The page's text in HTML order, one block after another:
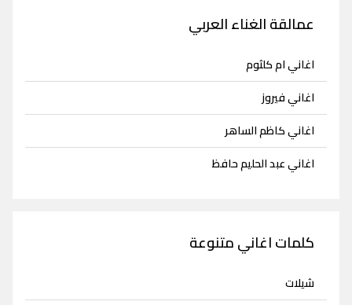
عمالقة الغناء العربي
اغاني ام كلثوم
اغاني فيروز
اغاني كاظم الساهر
اغاني عبد الحليم حافظ
كلمات اغاني متنوعة
شيلات